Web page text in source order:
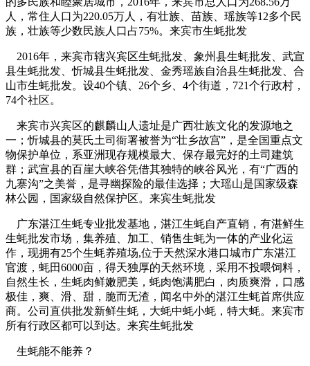
人，常住人口为220.05万人，有壮族、苗族、瑶族等12多个民
族，壮族等少数民族人口占75%。来宾市生蚝批发
2016年，来宾市辖兴宾区生蚝批发、象州县生蚝批发、武宣
县生蚝批发、忻城县生蚝批发、金秀瑶族自治县生蚝批发、合
山市生蚝批发。设40个镇、26个乡、4个街道，721个行政村，
74个社区。
来宾市兴宾区的麒麟山人遗址是广西壮族文化的发源地之
一；忻城县的莫氏土司衙署被誉为“壮乡故宫”，是全国重点文
物保护单位，系亚洲现存规模最大、保存最完好的土司建筑
群；武宣县的百崖大峡谷凭借其独特的峡谷风光，有“广西的
九寨沟”之美誉，是寻幽探险的最佳选择；大瑶山是国家级森
林公园，国家级自然保护区。来宾生蚝批发
广东湛江生蚝专业批发基地，湛江生蚝自产直销，有湛鲜生
生蚝批发市场，集养殖、加工、销售生蚝为一体的产业化运
作，现拥有25个生蚝养殖场,位于天然深水港口城市广东湛江
官渡，蚝田6000亩，得天独厚的天然环境，采用不投喂饲料，
自然生长，生蚝肉鲜嫩肥美，蚝肉饱满肥白，肉质爽滑，口感
极佳，爽、滑、甜，脆而无渣，闻名中外的湛江生蚝首席供应
商。公司直供批发新鲜生蚝，大蚝中蚝小蚝，特大蚝。来宾市
所有行政区都可以到达。来宾生蚝批发
生蚝能不能养？